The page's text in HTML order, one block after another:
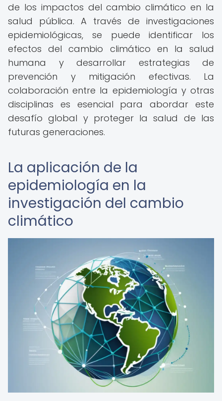
de los impactos del cambio climático en la
salud pública. A través de investigaciones
epidemiológicas, se puede identificar los
efectos del cambio climático en la salud
humana y desarrollar estrategias de
prevención y mitigación efectivas. La
colaboración entre la epidemiología y otras
disciplinas es esencial para abordar este
desafío global y proteger la salud de las
futuras generaciones.
La aplicación de la
epidemiología en la
investigación del cambio
climático